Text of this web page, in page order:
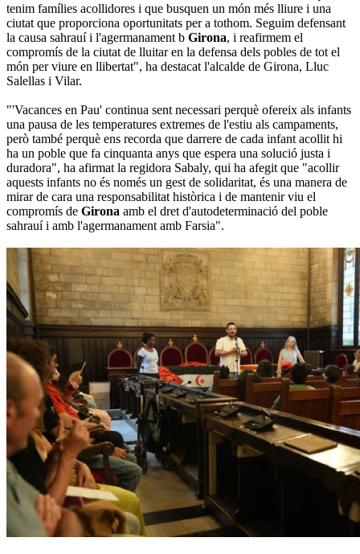
tenim famílies acollidores i que busquen un món més lliure i una
ciutat que proporciona oportunitats per a tothom. Seguim defensant
la causa sahrauí i l'agermanament b Girona, i reafirmem el
compromís de la ciutat de lluitar en la defensa dels pobles de tot el
món per viure en llibertat", ha destacat l'alcalde de Girona, Lluc
Salellas i Vilar.
"'Vacances en Pau' continua sent necessari perquè ofereix als infants
una pausa de les temperatures extremes de l'estiu als campaments,
però també perquè ens recorda que darrere de cada infant acollit hi
ha un poble que fa cinquanta anys que espera una solució justa i
duradora", ha afirmat la regidora Sabaly, qui ha afegit que "acollir
aquests infants no és només un gest de solidaritat, és una manera de
mirar de cara una responsabilitat històrica i de mantenir viu el
compromís de Girona amb el dret d'autodeterminació del poble
sahrauí i amb l'agermanament amb Farsia".